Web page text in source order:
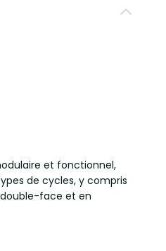
et fonctionnel,
de cycles, y compris
double-face et en